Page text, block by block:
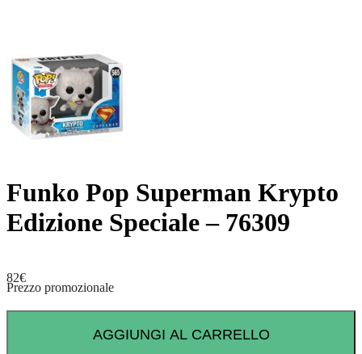
Funko Pop Superman Krypto
Edizione Speciale – 76309
82€
Prezzo promozionale
AGGIUNGI AL CARRELLO